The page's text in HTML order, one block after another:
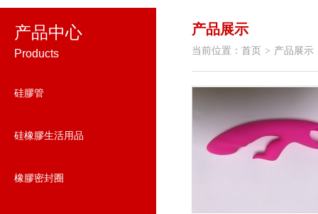
产品中心
Products
硅膠管
硅橡膠生活用品
橡膠密封圈
产品展示
当前位置： 首页 > 产品展示